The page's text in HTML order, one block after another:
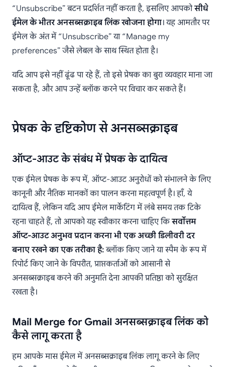
“Unsubscribe” बटन प्रदर्शित नहीं करता है, इसलिए आपकोसीधे
ईमेल के भीतर अनसब्सक्राइब लिंक खोजना होगा। यह आमतौर पर
ईमेल के अंत में “Unsubscribe” या “Manage my
preferences” जैसे लेबल के साथ स्थित होता है।
यदि आप इसे नहीं ढूंढ पा रहे हैं, तो इसे प्रेषक का बुरा व्यवहार माना जा
सकता है, और आप उन्हें ब्लॉक करने पर विचार कर सकते हैं।
प्रेषक के दृष्टिकोण से अनसब्सक्राइब
ऑप्ट-आउट के संबंध में प्रेषक के दायित्व
एक ईमेल प्रेषक के रूप में, ऑप्ट-आउट अनुरोधों को संभालने के लिए
कानूनी और नैतिक मानकों का पालन करना महत्वपूर्ण है। हाँ, ये
दायित्व हैं, लेकिन यदि आप ईमेल मार्केटिंग में लंबे समय तक टिके
रहना चाहते हैं, तो आपको यह स्वीकार करना चाहिए किसर्वोत्तम
ऑप्ट-आउट अनुभव प्रदान करना भी एक अच्छी डिलीवरी दर
बनाए रखने का एक तरीका है:ब्लॉक किए जाने या स्पैम के रूप में
रिपोर्ट किए जाने के विपरीत, प्राप्तकर्ताओं को आसानी से
अनसब्सक्राइब करने की अनुमति देना आपकी प्रतिष्ठा को सुरक्षित
रखता है।
Mail Merge for Gmail अनसब्सक्राइब लिंक को
कैसे लागू करता है
हम आपके मास ईमेल में अनसब्सक्राइब लिंक लागू करने के लिए